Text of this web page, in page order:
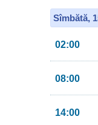
Sîmbătă,
02:00
08:00
14:00